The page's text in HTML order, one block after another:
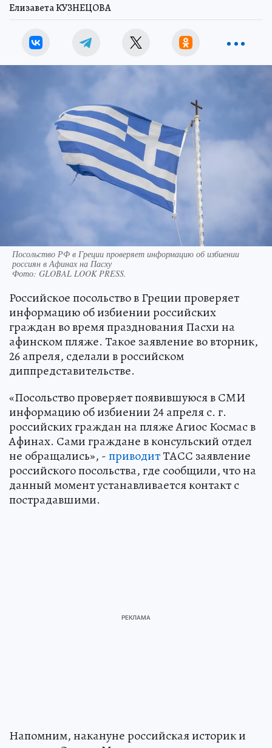
Елизавета КУЗНЕЦОВА
Посольство РФ в Греции проверяет информацию об избиении
россиян в Афинах на Пасху
Фото: GLOBAL LOOK PRESS.
Российское посольство в Греции проверяет
информацию об избиении российских
граждан во время празднования Пасхи на
афинском пляже. Такое заявление во вторник,
26 апреля, сделали в российском
диппредставительстве.
«Посольство проверяет появившуюся в СМИ
информацию об избиении 24 апреля с. г.
российских граждан на пляже Агиос Космас в
Афинах. Сами граждане в консульский отдел
не обращались», -приводитТАСС заявление
российского посольства, где сообщили, что на
данный момент устанавливается контакт с
пострадавшими.
Напомним, накануне российская историк и